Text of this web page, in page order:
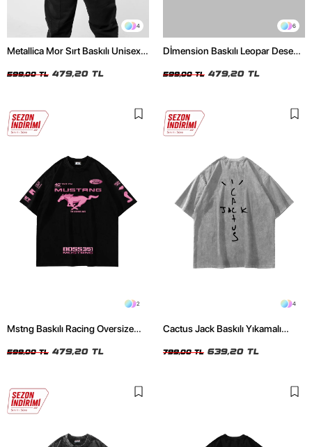
4
Metallica Mor Sırt Baskılı Unisex
599,00 TL 479,20 TL
6
Dİmension Baskılı Leopar Desenli
Tshirt
599,00 TL 479,20 TL
2
Mstng Baskılı Racing Oversize
599,00 TL 479,20 TL
4
Cactus Jack Baskılı Yıkamalı
799,00 TL 639,20 TL